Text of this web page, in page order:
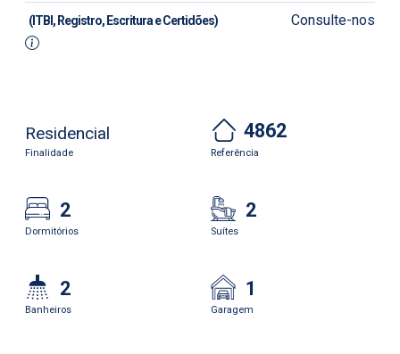
(ITBI, Registro, Escritura e Certidões) Consulte-nos
Residencial
Finalidade
4862
Referência
2
Dormitórios
2
Suítes
2
Banheiros
1
Garagem